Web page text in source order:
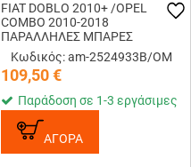
FIAT DOBLO 2010+ /OPEL
COMBO 2010-2018
ΠΑΡΑΛΛΗΛΕΣ ΜΠΑΡΕΣ
ΟΡΟΦΗΣ ΑΛΟΥΜΙΝΙΟΥ L2
ΜΑΥΡΕΣ OMTEC - 2 TEM.
Κωδικός: am-2524933B/OM
109,50€
Παράδοση σε 1-3 εργάσιμες
ΑΓΟΡΑ